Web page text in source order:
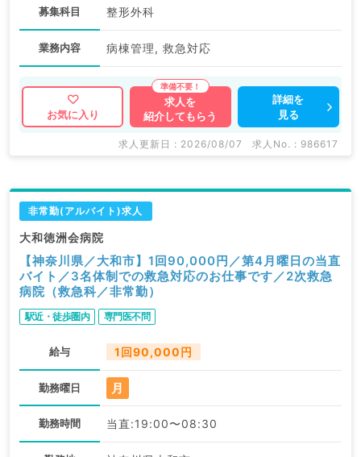
募集科目 整形外科
業務内容 病棟管理, 救急対応
お気に入り
求人を
紹介してもらう
詳細を
見る
求人更新日 : 2026/08/07 求人No. : 986617
非常勤(アルバイト)求人
大和徳洲会病院
【神奈川県／大和市】1回90,000円／第4月曜日の当直
バイト／3名体制での救急対応のお仕事です／2次救急
病院（救急科／非常勤）
駅近・徒歩圏内 専門医不問
給与 1回90,000円
勤務曜日 月
勤務時間 当直:19:00〜08:30